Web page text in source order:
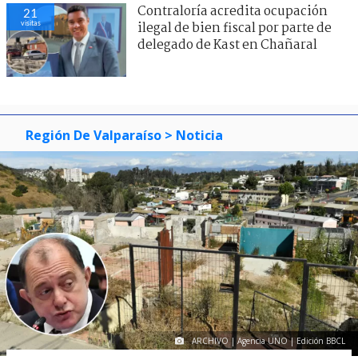
21
visitas
Contraloría acredita ocupación
ilegal de bien fiscal por parte de
delegado de Kast en Chañaral
Región De Valparaíso > Noticia
ARCHIVO | Agencia UNO | Edición BBCL